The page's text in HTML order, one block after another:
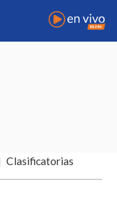
Clasificatorias